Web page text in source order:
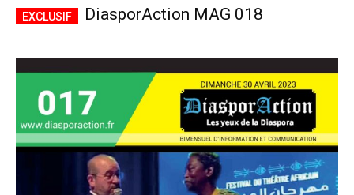
DiasporAction MAG 018